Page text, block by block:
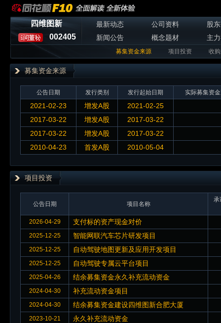
四维图新
002405
最新动态 公司资料
股
新闻公告
概念题材 主
募集资金来源 项目投资 收
募集资金来源
公告日期 发行类别 发行起始日期 实际募集资
2021-02-23 增发A股
2021-02-25
2017-03-22
增发A股
2017-03-22
2017-03-22
增发A股
2017-03-22
2010-04-23
首发A股 2010-05-04
项目投资
公告日期 项目名称
承
2026-04-29 支付标的资产现金对价
2025-12-25 智能网联汽车芯片研发项目
2025-12-25 自动驾驶地图更新及应用开发项目
2025-12-25 自动驾驶专属云平台项目
2025-04-26 结余募集资金永久补充流动资金
2024-04-30 补充流动资金项目
2024-04-30 结余募集资金建设四维图新合肥大厦
2023-10-21 永久补充流动资金